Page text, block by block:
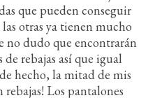
que pueden conseguir
otras ya tienen mucho
no dudo que encontrarán
rebajas así que igual
hecho, la mitad de mis
rebajas! Los pantalones